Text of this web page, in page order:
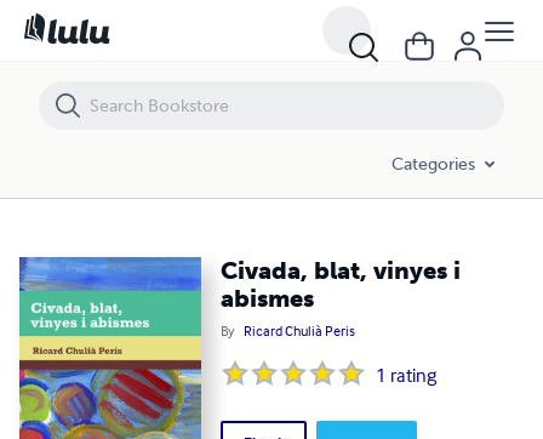
Categories
Civada, blat, vinyes i
abismes
By Ricard Chulià Peris
1 rating
Civada, blat, vinyes i abismes